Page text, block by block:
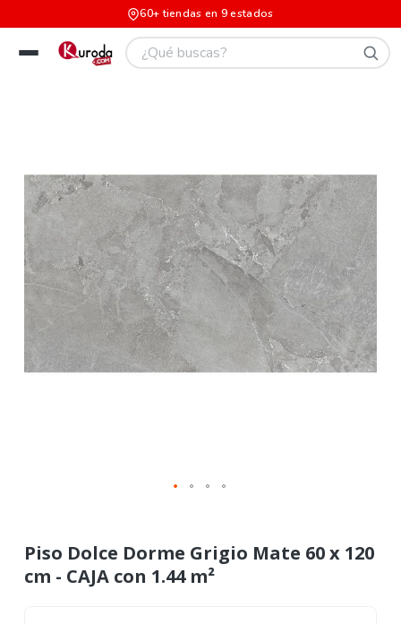
60+ tiendas en 9 estados
Piso Dolce Dorme Grigio Mate 60 x 120
cm - CAJA con 1.44 m²